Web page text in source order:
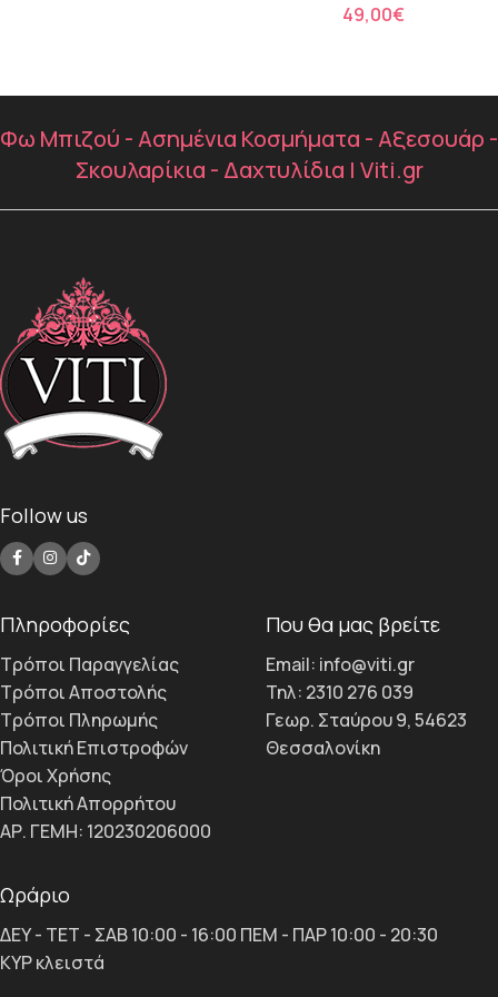
€
Φω Μπιζού - Ασημένια Κοσμήματα - Αξεσουάρ -
Σκουλαρίκια - Δαχτυλίδια | Viti.gr
Follow us
Πληροφορίες
Τρόποι Παραγγελίας
Τρόποι Αποστολής
Τρόποι Πληρωμής
Πολιτική Επιστροφών
Όροι Χρήσης
Πολιτική Απορρήτου
ΑΡ. ΓΕΜΗ: 120230206000
Που θα μας βρείτε
Email: info@viti.gr
Τηλ: 2310 276 039
Γεωρ. Σταύρου 9, 54623
Θεσσαλονίκη
Ωράριο
ΔΕΥ - ΤΕΤ - ΣΑΒ 10:00 - 16:00 ΠΕΜ - ΠΑΡ 10:00 - 20:30
ΚΥΡ κλειστά